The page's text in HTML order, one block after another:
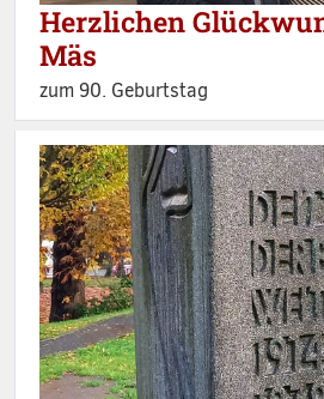
Herzlichen
Mäs
zum 90. Geburtstag